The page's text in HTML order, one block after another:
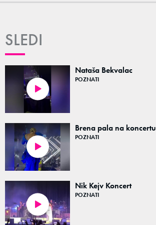
SLEDI
Nataša Bekvalac
POZNATI
Brena pala na koncertu
POZNATI
Nik Kejv Koncert
POZNATI